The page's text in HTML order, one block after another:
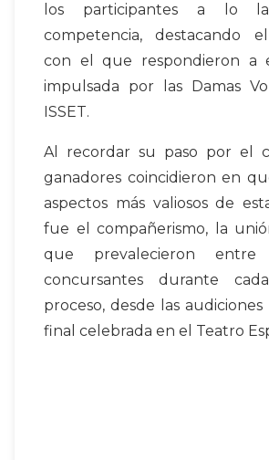
los participantes a lo
competencia, destacando
con el que respondieron a
impulsada por las Damas
ISSET.
Al recordar su paso por el
ganadores coincidieron en
aspectos más valiosos de
fue el compañerismo, la
que prevalecieron
concursantes durante
proceso, desde las
final celebrada en el Teatro